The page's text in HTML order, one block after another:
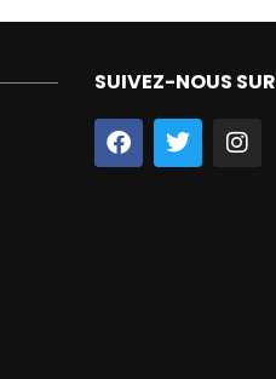
SUIVEZ-NOUS SUR